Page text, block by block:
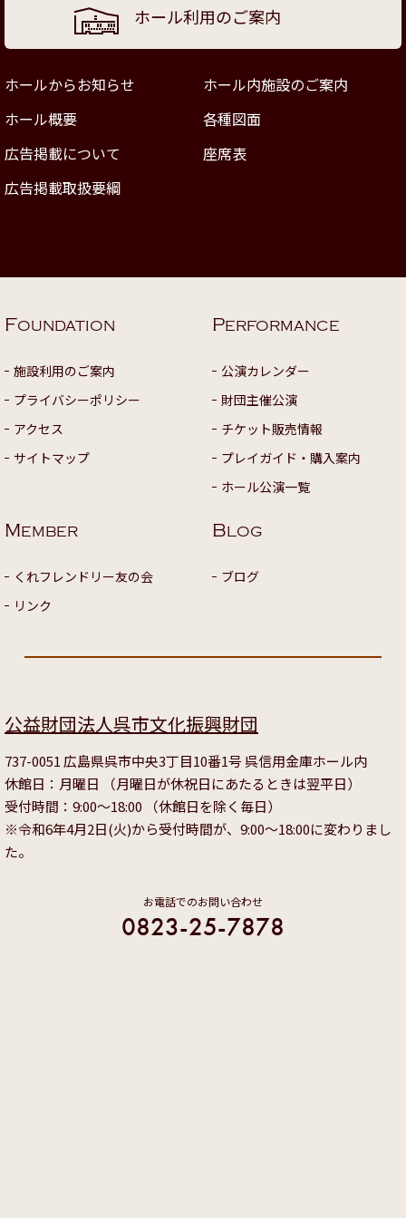
ホール利用のご案内
ホールからお知らせ
ホール内施設のご案内
ホール概要
各種図面
広告掲載について
座席表
広告掲載取扱要綱
FOUNDATION
施設利用のご案内
プライバシーポリシー
アクセス
サイトマップ
PERFORMANCE
公演カレンダー
財団主催公演
チケット販売情報
プレイガイド・購入案内
ホール公演一覧
MEMBER
くれフレンドリー友の会
リンク
BLOG
ブログ
公益財団法人呉市文化振興財団
737-0051 広島県呉市中央3丁目10番1号 呉信用金庫ホール内
休館日：月曜日 （月曜日が休祝日にあたるときは翌平日）
受付時間：9:00～18:00 （休館日を除く毎日）
※令和6年4月2日(火)から受付時間が、9:00～18:00に変わりまし
た。
お電話でのお問い合わせ
0823-25-7878